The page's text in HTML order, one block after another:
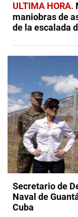
ULTIMA HORA
maniobras de
de la escalada
Secretario de
Naval de
Cuba